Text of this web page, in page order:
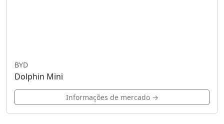
BYD
Dolphin Mini
Informações de mercado →